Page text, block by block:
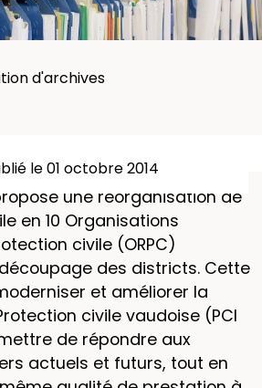
d'archives
le 01 octobre 2014
une réorganisation de
en 10 Organisations
civile (ORPC)
des districts. Cette
et améliorer la
civile vaudoise (PCI
de répondre aux
actuels et futurs, tout en